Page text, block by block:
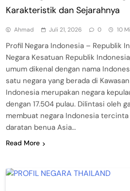
Karakteristik dan Sejarahnya
Ahmad Juli 21, 2026 0 10
Profil Negara Indonesia – Republik
Negara Kesatuan Republik
umum dikenal dengan nama
satu negara yang berada di
Indonesia merupakan negara
dengan 17.504 pulau. Dilintasi oleh
membuat negara Indonesia
daratan benua Asia…
Read More